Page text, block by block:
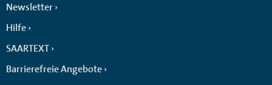
Newsletter
Hilfe
SAARTEXT
Barrierefreie Angebote